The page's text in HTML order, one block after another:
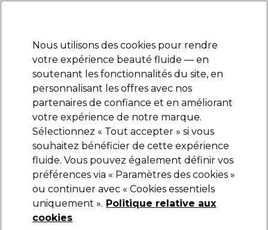
Se connecter
Marques Bons plans Coiffure Electro et Matériel
Livraison et délais
lire la suite
Sibel Carnets de Caisse Jaunes avec Numéros
22,09 €
Nous utilisons des cookies pour rendre
votre expérience beauté fluide — en
soutenant les fonctionnalités du site, en
personnalisant les offres avec nos
partenaires de confiance et en améliorant
votre expérience de notre marque.
Sélectionnez « Tout accepter » si vous
souhaitez bénéficier de cette expérience
fluide. Vous pouvez également définir vos
préférences via « Paramètres des cookies »
ou continuer avec « Cookies essentiels
uniquement ». Politique relative aux
cookies